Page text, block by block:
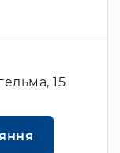
15